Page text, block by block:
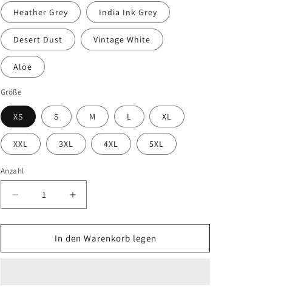
Heather Grey India Ink Grey
Desert Dust Vintage White
Aloe
Größe
XS S M L XL
XXL 3XL 4XL 5XL
Anzahl
Verringere
die
Menge
Relations
Erhöhe
die
Menge
für
Relations
In den Warenkorb legen